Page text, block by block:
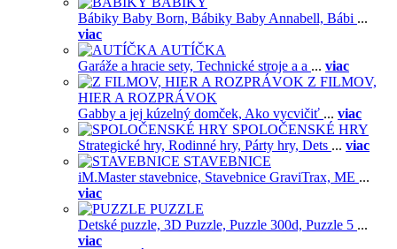
Bábiky Baby Born, Bábiky Baby Annabell, Bábi ...
viac
AUTÍČKA
Garáže a hracie sety, Technické stroje a a ... viac
Z FILMOV,
HIER A ROZPRÁVOK
Gabby a jej kúzelný domček, Ako vycvičiť ... viac
SPOLOČENSKÉ HRY
Strategické hry, Rodinné hry, Párty hry, Dets ... viac
STAVEBNICE
iM.Master stavebnice, Stavebnice GraviTrax, ME ...
viac
PUZZLE
Detské puzzle, 3D Puzzle, Puzzle 300d, Puzzle 5 ...
viac